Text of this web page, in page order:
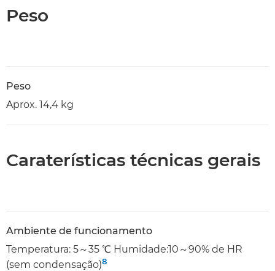
Peso
Peso
Aprox. 14,4 kg
Caraterísticas técnicas gerais
Ambiente de funcionamento
Temperatura: 5～35 ℃ Humidade:10～90% de HR
(sem condensação)8